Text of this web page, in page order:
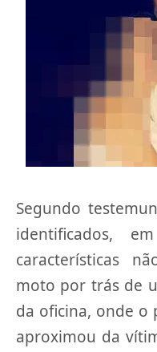
Segundo
identificados,
características
moto por trás de
da oficina, onde o
aproximou da